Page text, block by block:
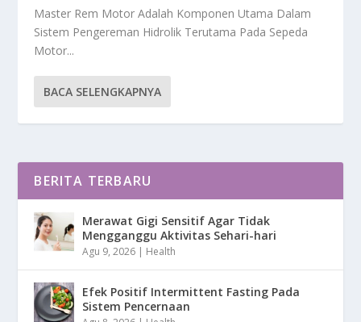
Master Rem Motor Adalah Komponen Utama Dalam
Sistem Pengereman Hidrolik Terutama Pada Sepeda
Motor...
BACA SELENGKAPNYA
BERITA TERBARU
Merawat Gigi Sensitif Agar Tidak
Mengganggu Aktivitas Sehari-hari
Agu 9, 2026 | Health
Efek Positif Intermittent Fasting Pada
Sistem Pencernaan